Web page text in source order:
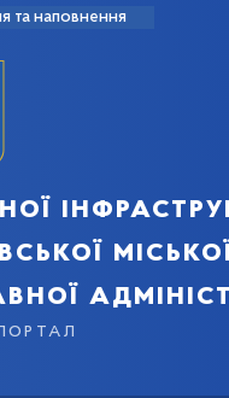
та наповнення